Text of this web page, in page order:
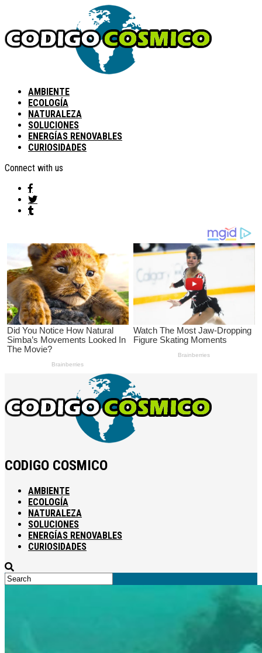
AMBIENTE
ECOLOGÍA
NATURALEZA
SOLUCIONES
ENERGÍAS RENOVABLES
CURIOSIDADES
Connect with us
CODIGO COSMICO
AMBIENTE
ECOLOGÍA
NATURALEZA
SOLUCIONES
ENERGÍAS RENOVABLES
CURIOSIDADES